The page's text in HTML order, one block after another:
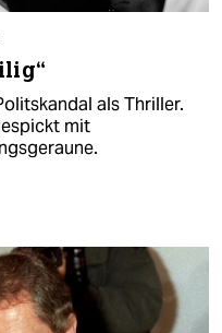
als Thriller.
mit